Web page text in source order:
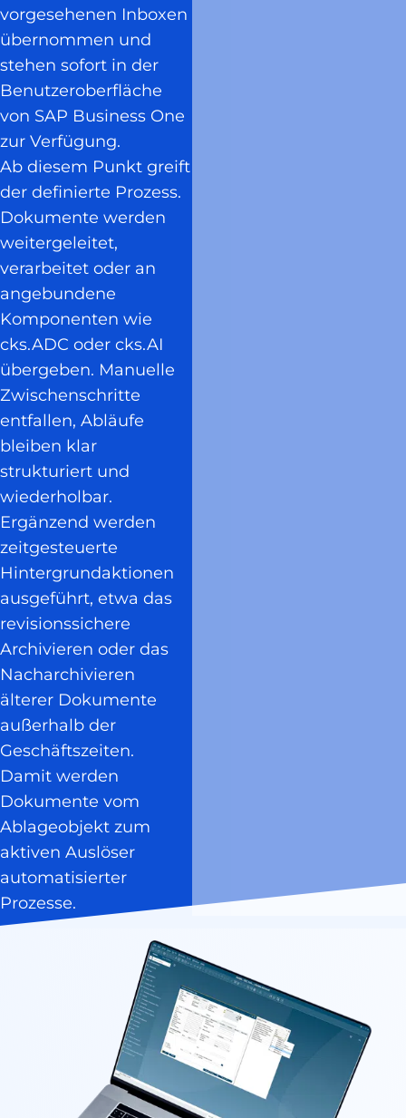
vorgesehenen Inboxen
übernommen und
stehen sofort in der
Benutzeroberfläche
von SAP Business One
zur Verfügung.
Ab diesem Punkt greift
der definierte Prozess.
Dokumente werden
weitergeleitet,
verarbeitet oder an
angebundene
Komponenten wie
cks.ADC oder cks.AI
übergeben. Manuelle
Zwischenschritte
entfallen, Abläufe
bleiben klar
strukturiert und
wiederholbar.
Ergänzend werden
zeitgesteuerte
Hintergrundaktionen
ausgeführt, etwa das
revisionssichere
Archivieren oder das
Nacharchivieren
älterer Dokumente
außerhalb der
Geschäftszeiten.
Damit werden
Dokumente vom
Ablageobjekt zum
aktiven Auslöser
automatisierter
Prozesse.